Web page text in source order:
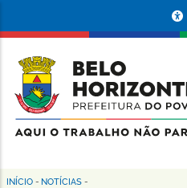
conteúdo
principal
da
Prefeitura
de
INÍCIO - NOTÍCIAS -